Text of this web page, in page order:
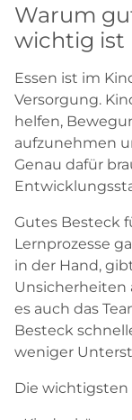
Warum
wichtig ist
Essen ist im
Versorgung.
helfen,
aufzunehmen
Genau dafür
Gutes Besteck
Lernprozesse
in der Hand,
Unsicherheiten
es auch das
Besteck
weniger
Die wichtigsten